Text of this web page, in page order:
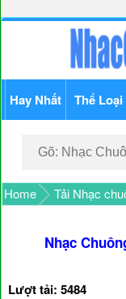
Hay Nhất Thể Loại
Home Tải Nhạc
Nhạc
Lượt tải: 5484